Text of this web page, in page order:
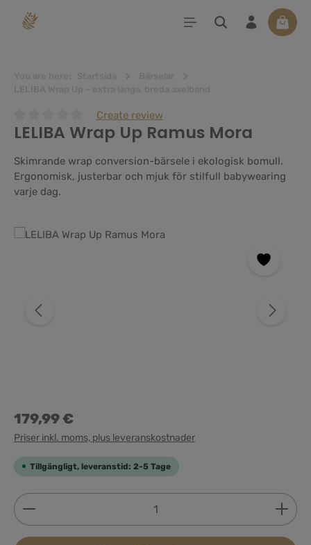
Genomsnittligt betyg på 0 av 5 stjärnor
Create review
LELIBA Wrap Up Ramus Mora
Skimrande wrap conversion-bärsele i ekologisk bomull.
Ergonomisk, justerbar och mjuk för stilfull babywearing
varje dag.
Hoppa över bildgalleri
179,99 €
Priser inkl. moms, plus leveranskostnader
Tillgängligt, leveranstid: 2-5 Tage
Produktkvantitet: Ange önskat belopp eller